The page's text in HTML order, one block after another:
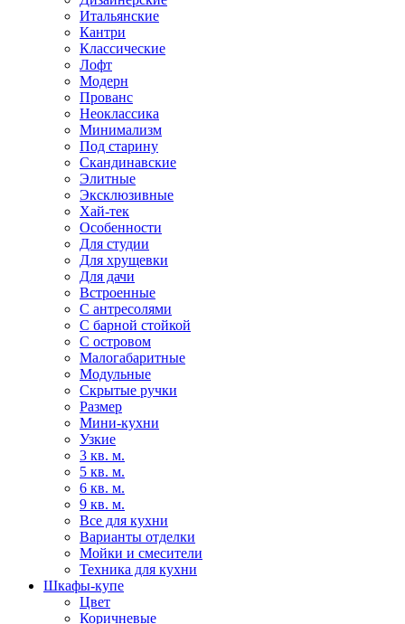
Итальянские
Кантри
Классические
Лофт
Модерн
Прованс
Неоклассика
Минимализм
Под старину
Скандинавские
Элитные
Эксклюзивные
Хай-тек
Особенности
Для студии
Для хрущевки
Для дачи
Встроенные
С антресолями
С барной стойкой
С островом
Малогабаритные
Модульные
Скрытые ручки
Размер
Мини-кухни
Узкие
3 кв. м.
5 кв. м.
6 кв. м.
9 кв. м.
Все для кухни
Варианты отделки
Мойки и смесители
Техника для кухни
Шкафы-купе
Цвет
Коричневые